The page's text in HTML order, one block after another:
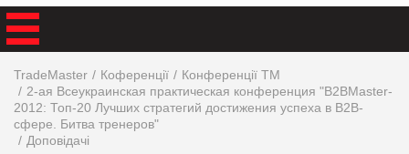
TradeMaster Коференції
Конференції ТМ
2-ая Всеукраинская практическая конференция "B2BMaster-
2012: Топ-20 Лучших стратегий достижения успеха в В2В-
сфере. Битва тренеров"
Доповідачі